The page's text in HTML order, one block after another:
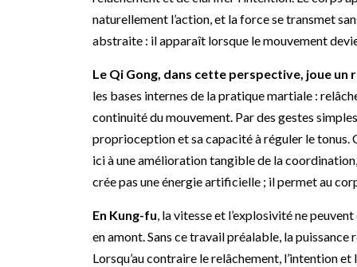
naturellement l’action, et la force se transmet
abstraite : il apparaît lorsque le mouvement
Le Qi Gong, dans cette perspective, joue un
les bases internes de la pratique martiale :
continuité du mouvement. Par des gestes
proprioception et sa capacité à réguler le
ici à une amélioration tangible de la
crée pas une énergie artificielle ; il permet au
En Kung-fu, la vitesse et l’explosivité ne
en amont. Sans ce travail préalable, la
Lorsqu’au contraire le relâchement, l’intention